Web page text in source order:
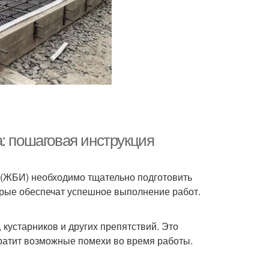
инструкция
необходимо тщательно подготовить
обеспечат успешное выполнение работ.
и других препятствий. Это
возможные помехи во время работы.